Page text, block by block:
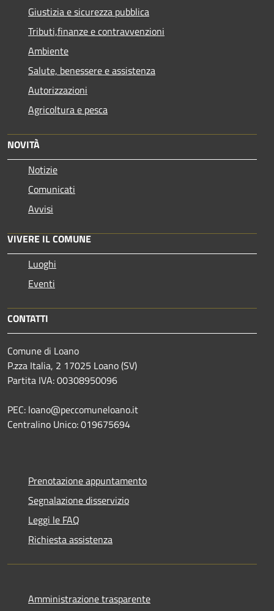
Giustizia e sicurezza pubblica
Tributi,finanze e contravvenzioni
Ambiente
Salute, benessere e assistenza
Autorizzazioni
Agricoltura e pesca
NOVITÀ
Notizie
Comunicati
Avvisi
VIVERE IL COMUNE
Luoghi
Eventi
CONTATTI
Comune di Loano
P.zza Italia, 2 17025 Loano (SV)
Partita IVA: 00308950096
PEC: loano@peccomuneloano.it
Centralino Unico: 019675694
Prenotazione appuntamento
Segnalazione disservizio
Leggi le FAQ
Richiesta assistenza
Amministrazione trasparente